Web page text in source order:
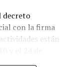
sería un
decreto
con la firma
están